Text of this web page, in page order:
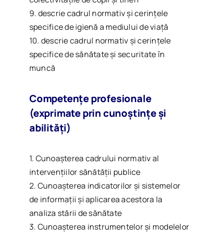
9. descrie cadrul normativ și cerințele
specifice de igienă a mediului de viață
10. descrie cadrul normativ și cerințele
specifice de sănătate și securitate în
muncă
Competențe profesionale
(exprimate prin cunoștințe și
abilități)
1. Cunoașterea cadrului normativ al
intervențiilor sănătății publice
2. Cunoaşterea indicatorilor și sistemelor
de informații şi aplicarea acestora la
analiza stării de sănătate
3. Cunoașterea instrumentelor și modelelor